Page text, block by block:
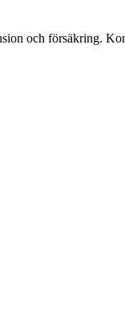
och försäkring.